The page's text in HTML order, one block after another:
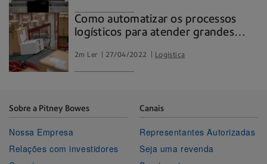
Como automatizar os processos
logísticos para atender grandes
2m Ler 27/04/2022 Logística
Sobre a Pitney Bowes
Nossa Empresa
Relações com investidores
Canais
Representantes Autorizadas
Seja uma revenda